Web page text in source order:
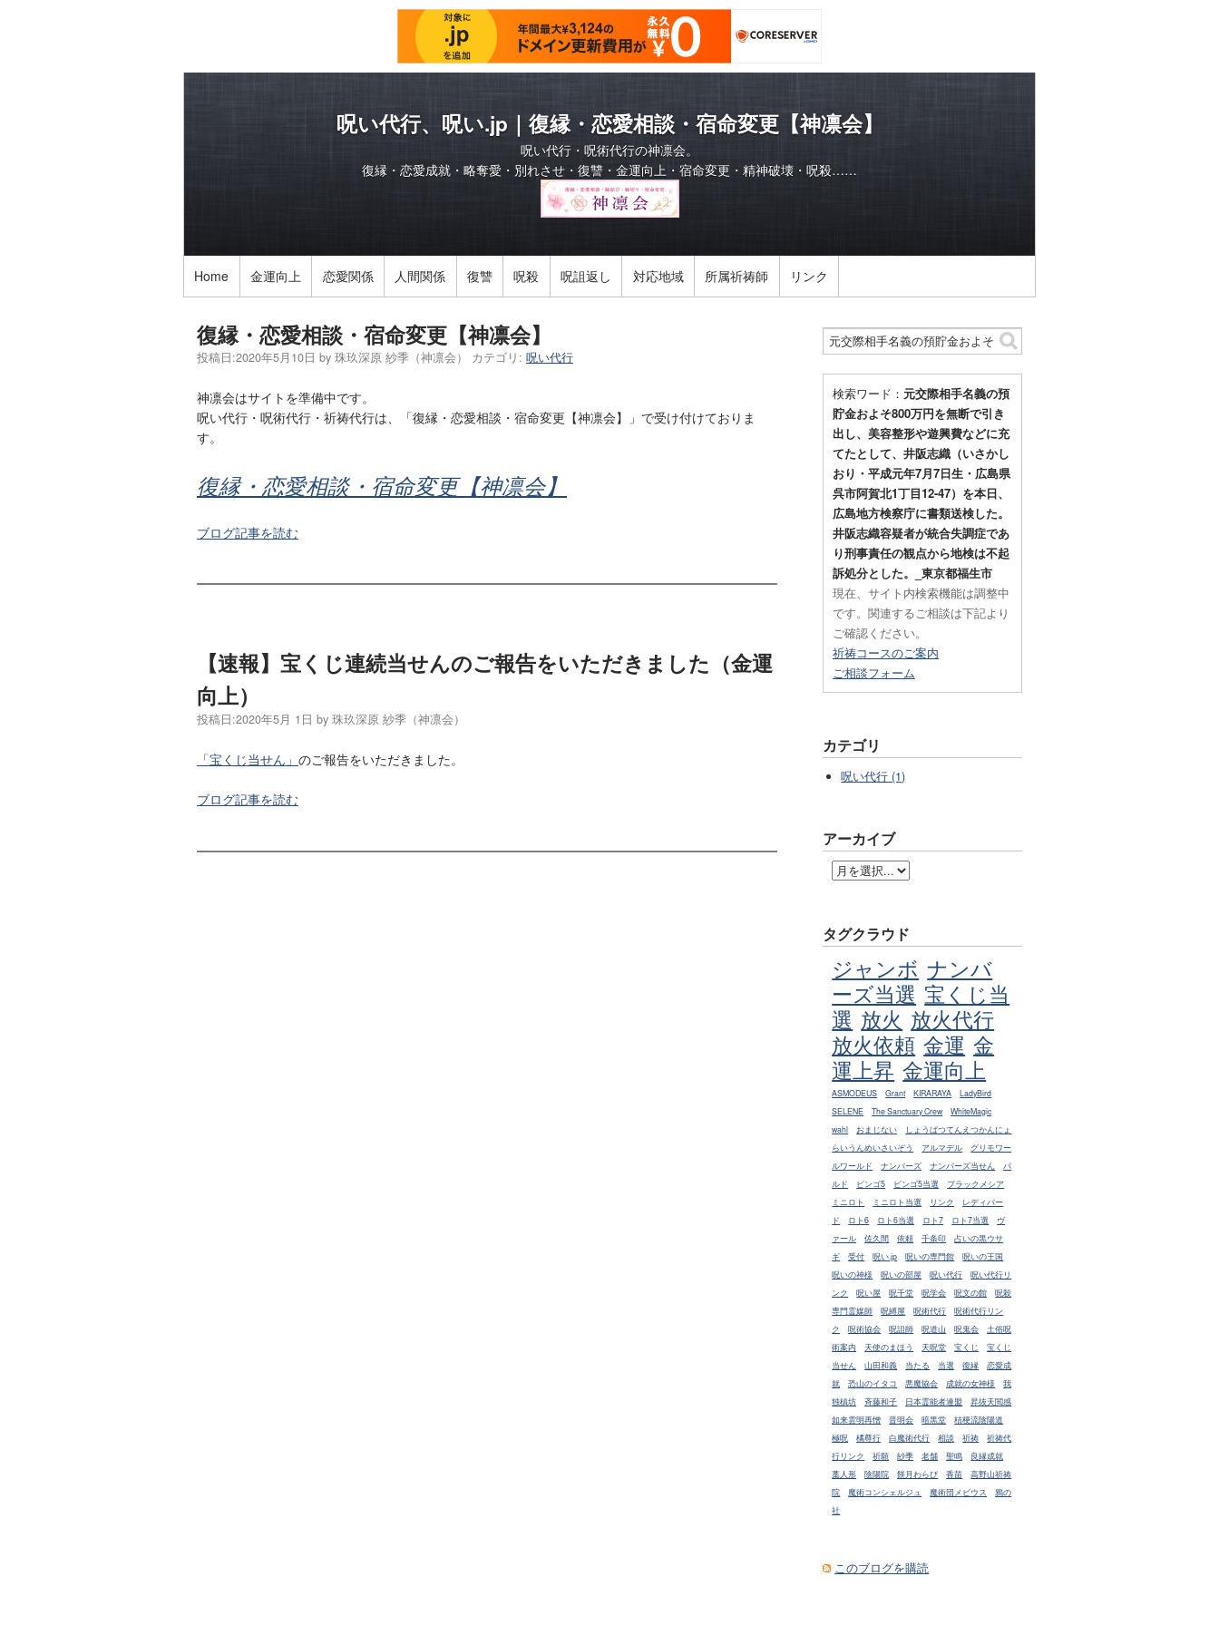
呪い代行、呪い.jp｜復縁・恋愛相談・宿命変更【神凛会】
呪い代行・呪術代行の神凛会。
復縁・恋愛成就・略奪愛・別れさせ・復讐・金運向上・宿命変更・精神破壊・呪殺……
Home 金運向上 恋愛関係 人間関係 復讐 呪殺 呪詛返し 対応地域 所属祈祷師 リンク
復縁・恋愛相談・宿命変更【神凛会】
投稿日:2020年5月10日 by 珠玖深原 紗季（神凛会） カテゴリ: 呪い代行
神凛会はサイトを準備中です。
呪い代行・呪術代行・祈祷代行は、「復縁・恋愛相談・宿命変更【神凛会】」で受け付けておりま
す。
復縁・恋愛相談・宿命変更【神凛会】
ブログ記事を読む
【速報】宝くじ連続当せんのご報告をいただきました（金運
向上）
投稿日:2020年5月 1日 by 珠玖深原 紗季（神凛会）
「宝くじ当せん」 のご報告をいただきました。
ブログ記事を読む
検索ワード： 元交際相手名義の預
貯金およそ800万円を無断で引き
出し、美容整形や遊興費などに充
てたとして、井阪志織（いさかし
おり・平成元年7月7日生・広島県
呉市阿賀北1丁目12-47）を本日、
広島地方検察庁に書類送検した。
井阪志織容疑者が統合失調症であ
り刑事責任の観点から地検は不起
訴処分とした。_東京都福生市
現在、サイト内検索機能は調整中
です。関連するご相談は下記より
ご確認ください。
祈祷コースのご案内
ご相談フォーム
カテゴリ
呪い代行 (1)
アーカイブ
タグクラウド
ジャンボ ナンバ
ーズ当選 宝くじ当
選 放火 放火代行
放火依頼 金運 金
運上昇 金運向上
ASMODEUS Grant KIRARAYA
LadyBird
SELENE
The Sanctuary Crew
WhiteMagic
wahl
おまじない
しょうばつてんえつかんにょ
らいうんめいさいぞう
アルマデル
グリモワー
ルワールド
ナンバーズ ナンバーズ当せん
バ
ルド
ビンゴ5 ビンゴ5当選
ブラックメシア
ミニロト
ミニロト当選 リンク
レディバー
ド
ロト6 ロト6当選 ロト7 ロト7当選
ヴ
ァール
佐久間 依頼 千条印
占いの黒ウサ
ギ
受付 呪い.jp 呪いの専門館
呪いの王国
呪いの神様
呪いの部屋 呪い代行
呪い代行リ
ンク
呪い屋 呪千堂 呪学会 呪文の館
呪殺
専門霊媒師
呪縛屋 呪術代行
呪術代行リン
ク
呪術協会 呪詛師 呪道山 呪鬼会
土俗呪
術案内
天使のまほう 天呪堂 宝くじ
宝くじ
当せん
山田和義 当たる 当選 復縁
恋愛成
就
恐山のイタコ 悪魔協会 成就の女神様
我
独槙坊
斉藤和子 日本霊能者連盟
昇抜天閲感
如来雲明再憎
晋明会 暗黒堂
桔梗流陰陽道
極呪
橘尊行 白魔術代行 相談 祈祷
祈祷代
行リンク
祈願 紗季 老舗 聖鳴
良縁成就
藁人形
陰陽院 餅月わらび 香苗
高野山祈祷
院
魔術コンシェルジュ 魔術団メビウス
鴉の
社
このブログを購読